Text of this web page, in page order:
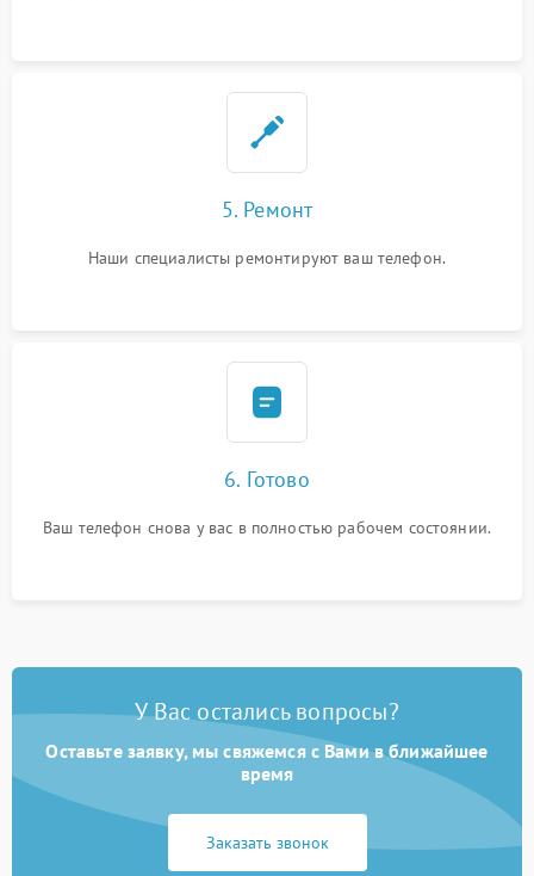
5. Ремонт
Наши специалисты ремонтируют ваш телефон.
6. Готово
Ваш телефон снова у вас в полностью рабочем состоянии.
У Вас остались вопросы?
Оставьте заявку, мы свяжемся с Вами в ближайшее
время
Заказать звонок